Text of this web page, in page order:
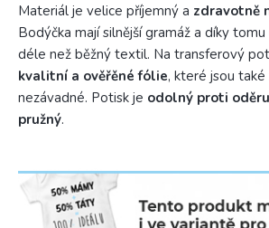
Materiál je velice příjemný a zdravotně
Bodýčka mají silnější gramáž a díky
déle než běžný textil. Na transferový
kvalitní a ověřěné fólie, které jsou
nezávadné. Potisk je odolný proti
pružný.